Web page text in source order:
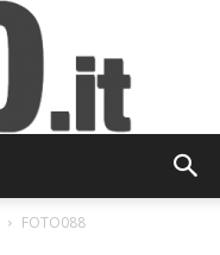
FOTO088